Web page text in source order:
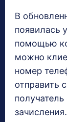
В
появилась
помощью
можно
номер
отправить
зачисления.